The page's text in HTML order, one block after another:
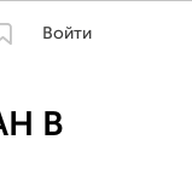
Войти
В